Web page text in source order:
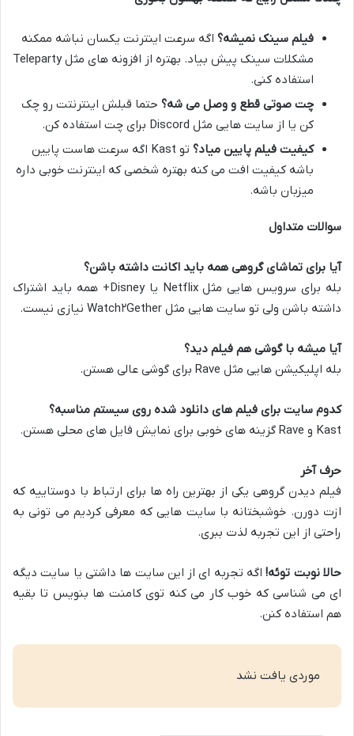
فیلم سینک نمیشه؟ اگه سرعت اینترنت یکسان نباشه ممکنه
مشکلات سینک پیش بیاد. بهتره از افزونه های مثل Teleparty
استفاده کنی.
چت صوتی قطع و وصل می شه؟ حتما قبلش اینترنتت رو چک
کن یا از سایت هایی مثل Discord برای چت استفاده کن.
کیفیت فیلم پایین میاد؟
تو Kast اگه سرعت هاست پایین
باشه کیفیت افت می کنه بهتره شخصی که اینترنت خوبی داره
میزبان باشه.
سوالات متداول
آیا برای تماشای گروهی همه باید اکانت داشته باشن؟
بله برای سرویس هایی مثل Netflix یا Disney+ همه باید اشتراک
داشته باشن ولی تو سایت هایی مثل Watch۲Gether نیازی نیست.
آیا میشه با گوشی هم فیلم دید؟
بله اپلیکیشن هایی مثل Rave برای گوشی عالی هستن.
کدوم سایت برای فیلم های دانلود شده روی سیستم مناسبه؟
Kast و Rave گزینه های خوبی برای نمایش فایل های محلی هستن.
حرف آخر
فیلم دیدن گروهی یکی از بهترین راه ها برای ارتباط با دوستاییه که
ازت دورن. خوشبختانه با سایت هایی که معرفی کردیم می تونی به
راحتی از این تجربه لذت ببری.
حالا نوبت توئه!اگه تجربه ای از این سایت ها داشتی یا سایت دیگه
ای می شناسی که خوب کار می کنه توی کامنت ها بنویس تا بقیه
هم استفاده کنن.
موردی یافت نشد